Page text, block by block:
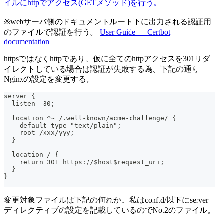
イルにhttpでアクセス(GETメソッド)を行う。
※webサーバ側のドキュメントルート下に出力される認証用
のファイルで認証を行う。 User Guide — Certbot
documentation
httpsではなくhttpであり、仮に全てのhttpアクセスを301リダ
イレクトしている場合は認証が失敗する為、下記の通り
Nginxの設定を変更する。
server {
  listen  80;
  location ^~ /.well-known/acme-challenge/ {
    default_type "text/plain";
    root /xxx/yyy;
  }
  location / {
    return 301 https://$host$request_uri;
  }
}
変更対象ファイルは下記の何れか。私はconf.d/以下にserver
ディレクティブの設定を記載しているのでNo.2のファイル。